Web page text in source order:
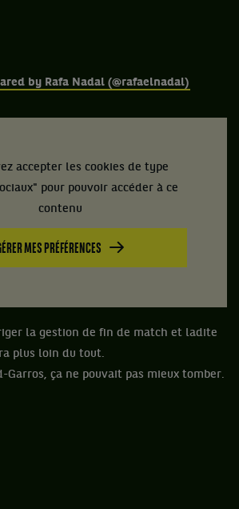
by Rafa Nadal (@rafaelnadal)
accepter les cookies de type
pour pouvoir accéder à ce
contenu
MES PRÉFÉRENCES
la gestion de fin de match et ladite
plus loin du tout.
Garros, ça ne pouvait pas mieux tomber.